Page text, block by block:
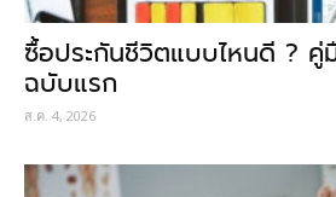
ซื้อประกันชีวิตแบบไหนดี ? คู่
ฉบับแรก
ส.ค. 4, 2026